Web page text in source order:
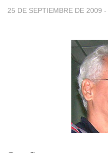
25 DE SEPTIEMBRE DE 2009